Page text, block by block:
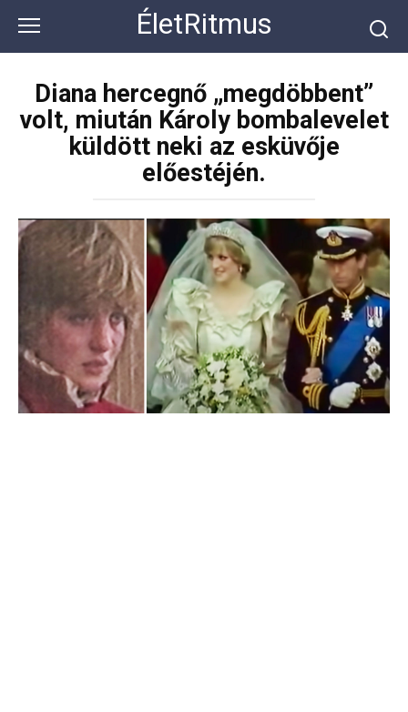
контенту
ÉletRitmus
Diana hercegnő „megdöbbent”
volt, miután Károly bombalevelet
küldött neki az esküvője
előestéjén.